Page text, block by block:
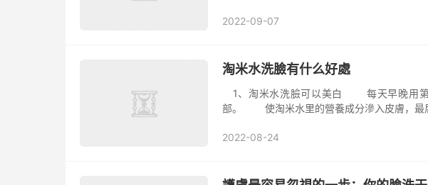
獲美麗。 ...
2022-09-07
淘米水洗臉有什么好處
1、淘米水洗臉可以美白 每天早晚用第
部。 使淘米水里的營養成分滲入皮膚，
射，而...
2022-08-24